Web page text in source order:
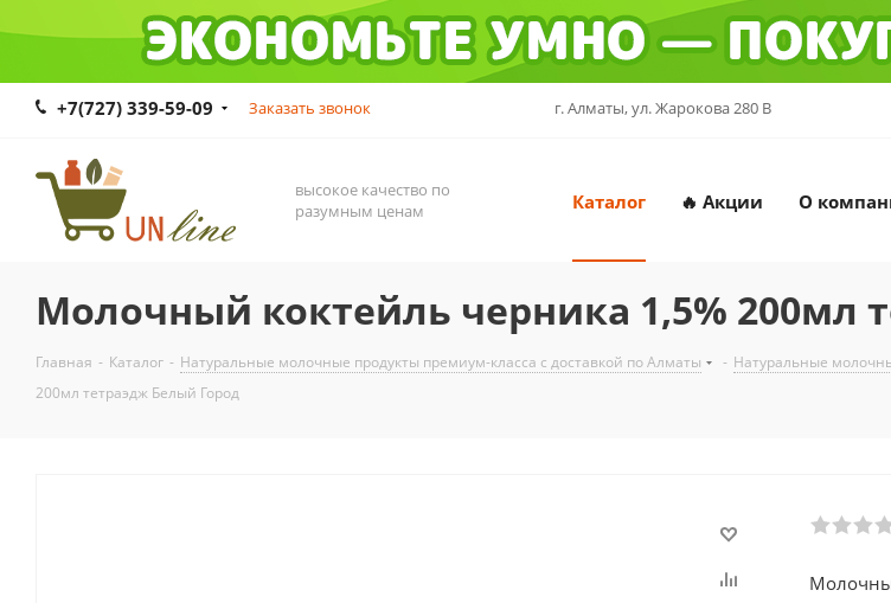
+7(727) 339-59-09 Заказать звонок г. Алматы, ул. Жарокова 280 В
высокое качество по
разумным ценам
Каталог 🔥 Акции О
Молочный коктейль черника 1,5% 200мл
Главная - Каталог - Натуральные молочные продукты премиум-класса с доставкой по Алматы - Натуральные
200мл тетраэдж Белый Город